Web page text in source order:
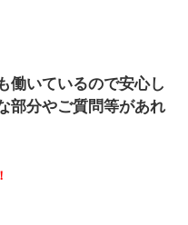
働いているので安心し
部分やご質問等があれ